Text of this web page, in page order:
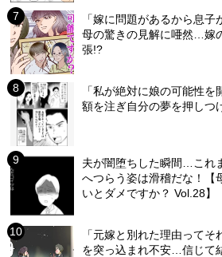
「嫁に問題があるから息
母の驚きの見解に唖然…嫁
張!?
「私が絶対に娘の可能性
額を注ぎ自分の夢を押しつ
夫が闇堕ちした瞬間…これ
へつらう姿は滑稽だな！【
いとダメですか？ Vol.28】
「元嫁と別れた理由って
を突っ込まれ不安…信じて